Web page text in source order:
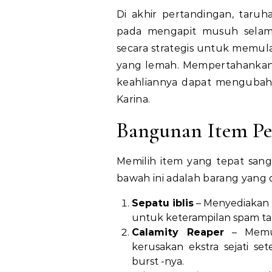
Di akhir pertandingan,
pada mengapit musuh
secara strategis untuk
yang lemah.
keahliannya dapat
Karina.
Bangunan Item
Memilih item yang tepat
bawah ini adalah barang
Sepatu iblis –
untuk keterampilan spam
Calamity Reaper –
kerusakan ekstra sejati
burst -nya.